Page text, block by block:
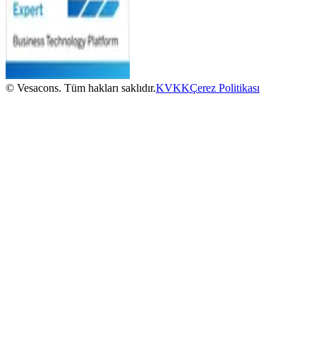
© Vesacons. Tüm hakları saklıdır.KVKKÇerez Politikası